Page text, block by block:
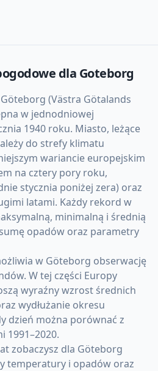
dla Goteborg
(Västra Götalands
w jednodniowej
1940 roku. Miasto, leżące
do strefy klimatu
wariancie europejskim
na cztery pory roku,
stycznia poniżej zera) oraz
latami. Każdy rekord w
minimalną i średnią
opadów oraz parametry
w Göteborg obserwację
W tej części Europy
wyraźny wzrost średnich
wydłużanie okresu
dzień można porównać z
1991–2020.
zobaczysz dla Göteborg
temperatury i opadów oraz